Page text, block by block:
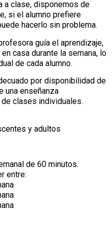
a clase, disponemos de
si el alumno prefiere
hacerlo sin problema.
guía el aprendizaje,
casa durante la semana, lo
de cada alumno.
por disponibilidad de
una enseñanza
clases individuales.
y adultos
de 60 minutos.
entre: